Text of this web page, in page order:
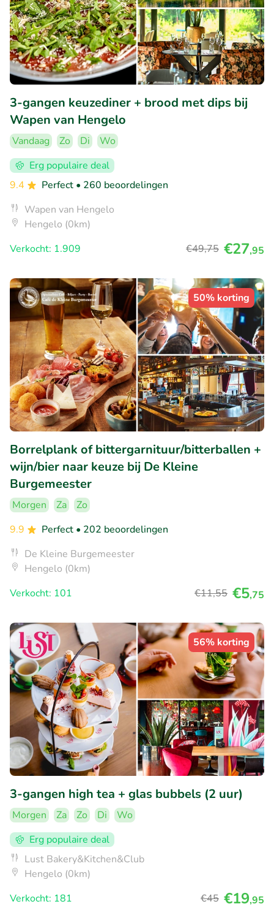
3-gangen keuzediner + brood met dips bij
Wapen van Hengelo
Vandaag Zo Di
Wo
Erg populaire deal
9.4
Perfect • 260 beoordelingen
Wapen van Hengelo
Hengelo (0km)
Verkocht: 1.909
€49,75 €27,95
50% korting
Borrelplank of bittergarnituur/bitterballen +
wijn/bier naar keuze bij De Kleine
Burgemeester
Morgen Za
Zo
9.9
Perfect • 202 beoordelingen
De Kleine Burgemeester
Hengelo (0km)
Verkocht: 101
€11,55 €5,75
56% korting
3-gangen high tea + glas bubbels (2 uur)
Morgen Za Zo Di
Wo
Erg populaire deal
Lust Bakery&Kitchen&Club
Hengelo (0km)
Verkocht: 181
€45 €19,95